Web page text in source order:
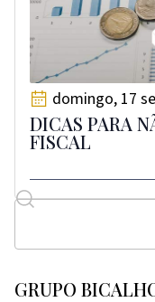
domingo, 17
DICAS PARA
FISCAL
GRUPO